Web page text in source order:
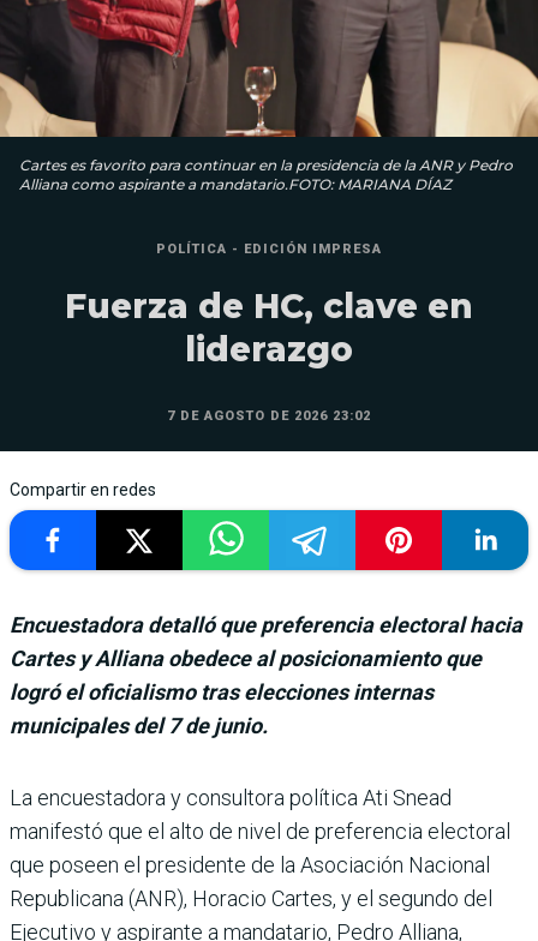
Cartes es favorito para continuar en la presidencia de la ANR y Pedro
Alliana como aspirante a mandatario.FOTO: MARIANA DÍAZ
POLÍTICA - EDICIÓN IMPRESA
Fuerza de HC, clave en
liderazgo
7 DE AGOSTO DE 2026 23:02
Compartir en redes
Encuestadora detalló que preferencia electoral hacia
Cartes y Alliana obedece al posicionamiento que
logró el oficialismo tras elecciones internas
municipales del 7 de junio.
La encuestadora y consultora política Ati Snead
manifestó que el alto de nivel de prefe­rencia electoral
que poseen el presidente de la Asociación Nacional
Republicana (ANR), Horacio Cartes, y el segundo del
Ejecutivo y aspirante a mandatario, Pedro Alliana,